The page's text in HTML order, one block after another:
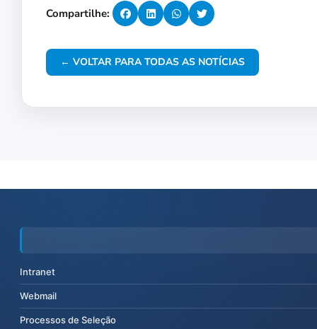
Compartilhe:
← VOLTAR PARA TODAS AS NOTÍCIAS
Intranet
Webmail
Processos de Seleção